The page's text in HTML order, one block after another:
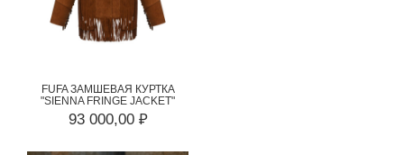
FUFA ЗАМШЕВАЯ КУРТКА
"SIENNA FRINGE JACKET"
93 000,00 ₽